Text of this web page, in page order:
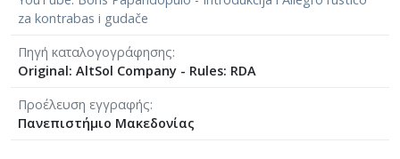
za kontrabas i gudače
Πηγή καταλογογράφησης
Original: AltSol Company - Rules: RDA
Προέλευση εγγραφής
Πανεπιστήμιο Μακεδονίας